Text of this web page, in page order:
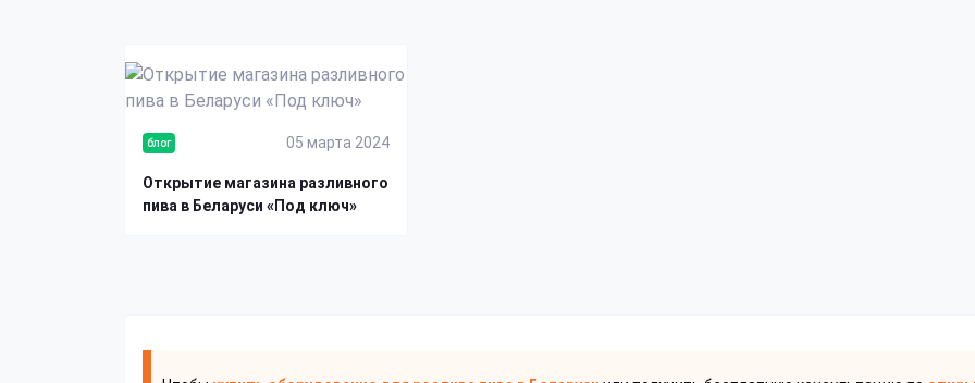
блог 05 марта 2024
Открытие магазина разливного
пива в Беларуси «Под ключ»